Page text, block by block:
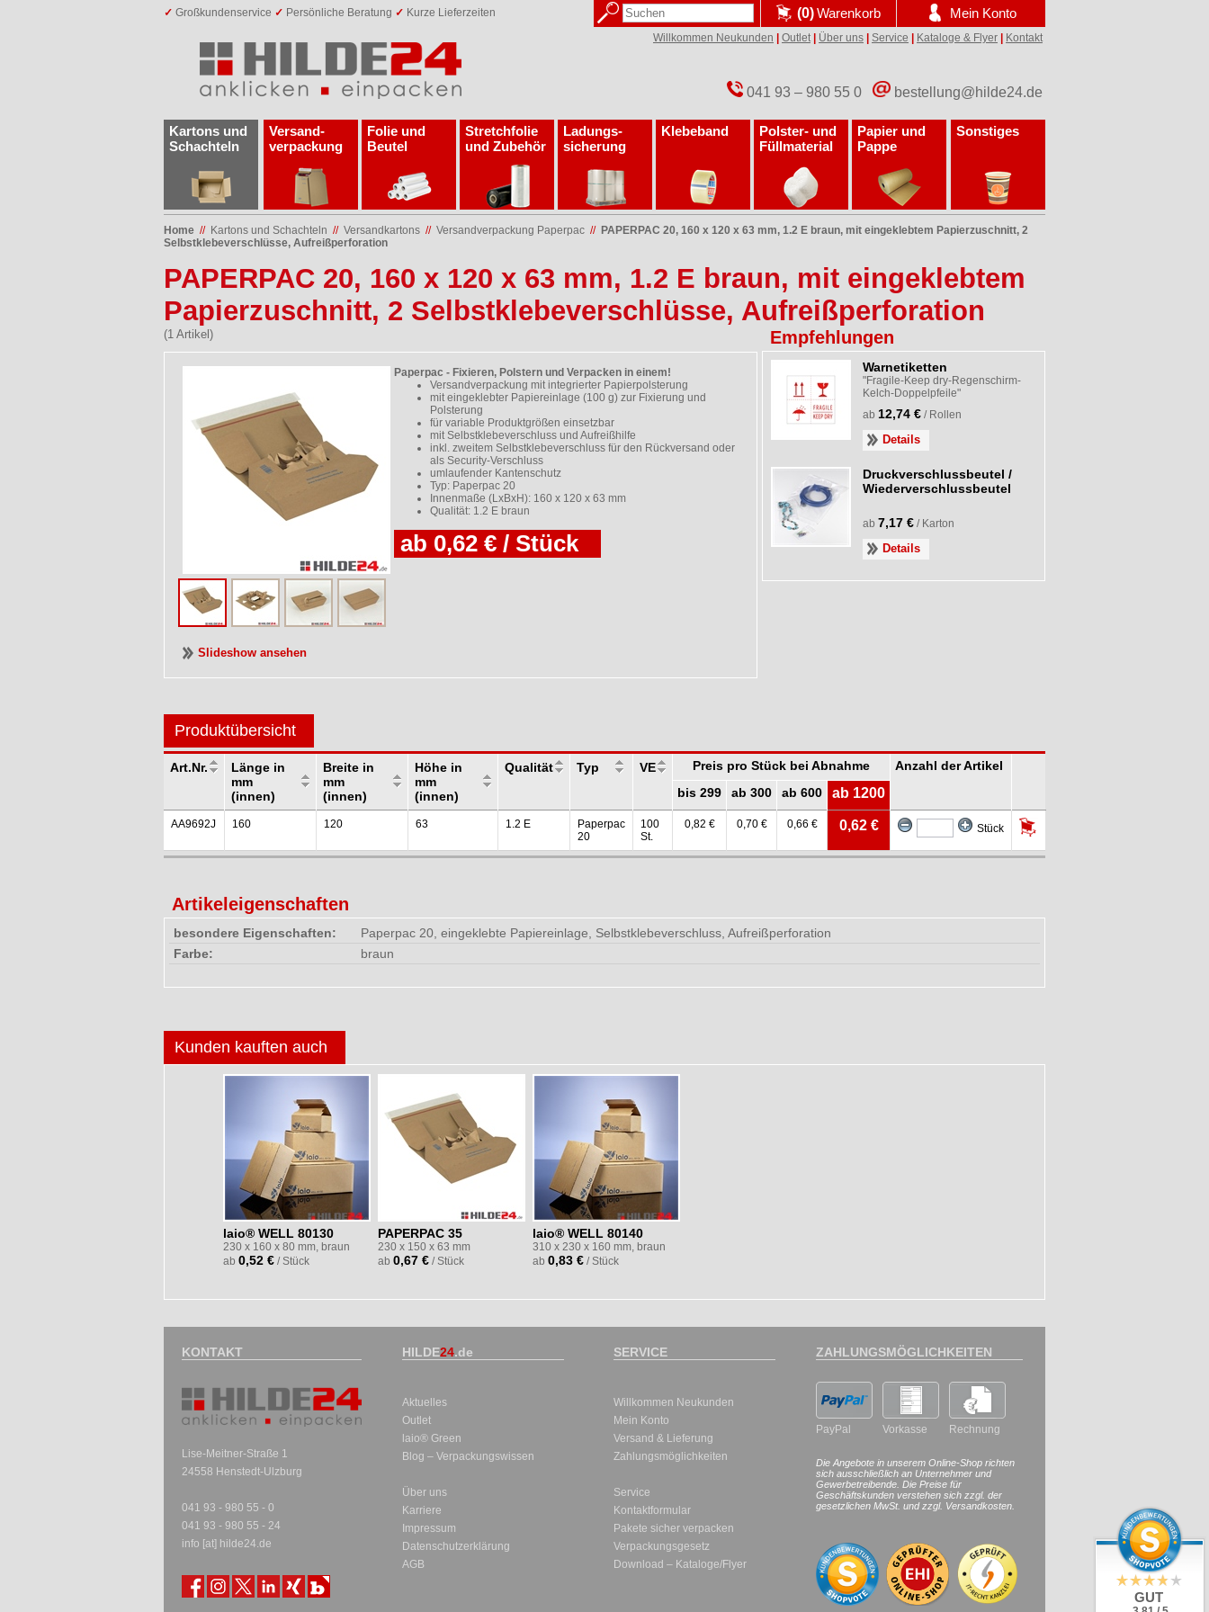
✓ Großkundenservice ✓ Persönliche Beratung ✓ Kurze Lieferzeiten
Willkommen Neukunden Outlet Über uns Service Kataloge & Flyer Kontakt
041 93 – 980 55 0 bestellung@hilde24.de
(0)Warenkorb Mein Konto
Kartons und
Schachteln
Versand­
verpackung
Folie und
Beutel
Stretchfolie
und Zubehör
Ladungs­
sicherung
Klebeband
Polster- und
Füllmaterial
Papier und
Pappe
Sonstiges
Home // Kartons und Schachteln // Versandkartons // Versandverpackung Paperpac // PAPERPAC 20, 160 x 120 x 63 mm, 1.2 E braun, mit eingeklebtem Papierzuschnitt, 2
Selbstklebeverschlüsse, Aufreißperforation
PAPERPAC 20, 160 x 120 x 63 mm, 1.2 E braun, mit eingeklebtem
Papierzuschnitt, 2 Selbstklebeverschlüsse, Aufreißperforation
(1 Artikel)
Slideshow ansehen
Paperpac - Fixieren, Polstern und Verpacken in einem!
Versandverpackung mit integrierter Papierpolsterung
mit eingeklebter Papiereinlage (100 g) zur Fixierung und
Polsterung
für variable Produktgrößen einsetzbar
mit Selbstklebeverschluss und Aufreißhilfe
inkl. zweitem Selbstklebeverschluss für den Rückversand oder
als Security-Verschluss
umlaufender Kantenschutz
Typ: Paperpac 20
Innenmaße (LxBxH): 160 x 120 x 63 mm
Qualität: 1.2 E braun
ab 0,62 € / Stück
Empfehlungen
Warnetiketten
"Fragile-Keep dry-Regenschirm-
Kelch-Doppelpfeile"
ab 12,74 € / Rollen
Details
Druckverschlussbeutel /
Wiederverschlussbeutel
ab 7,17 € / Karton
Details
Produktübersicht
Art.Nr.
Länge in
mm
(innen)
Breite in
mm
(innen)
Höhe in
mm
(innen)
Qualität Typ VE Preis pro Stück bei Abnahme
Anzahl der Artikel
bis 299
ab 300 ab 600 ab 1200
AA9692J 160 120 63 1.2 E
Paperpac
20
100
St.
0,82 € 0,70 € 0,66 € 0,62 € Stück
Artikeleigenschaften
besondere Eigenschaften:
Paperpac 20, eingeklebte Papiereinlage, Selbstklebeverschluss, Aufreißperforation
Farbe:
braun
Kunden kauften auch
laio® WELL 80130
230 x 160 x 80 mm, braun
ab 0,52 € / Stück
PAPERPAC 35
230 x 150 x 63 mm
ab 0,67 € / Stück
laio® WELL 80140
310 x 230 x 160 mm, braun
ab 0,83 € / Stück
KONTAKT
Lise-Meitner-Straße 1
24558 Henstedt-Ulzburg
041 93 - 980 55 - 0
041 93 - 980 55 - 24
info [at] hilde24.de
HILDE24.de
Aktuelles
Outlet
laio® Green
Blog – Verpackungswissen
Über uns
Karriere
Impressum
Datenschutzerklärung
AGB
SERVICE
Willkommen Neukunden
Mein Konto
Versand & Lieferung
Zahlungsmöglichkeiten
Service
Kontaktformular
Pakete sicher verpacken
Verpackungsgesetz
Download – Kataloge/Flyer
ZAHLUNGSMÖGLICHKEITEN
PayPal Vorkasse Rechnung
Die Angebote in unserem Online-Shop richten
sich ausschließlich an Unternehmer und
Gewerbetreibende. Die Preise für
Geschäftskunden verstehen sich zzgl. der
gesetzlichen MwSt. und zzgl. Versandkosten.
GUT